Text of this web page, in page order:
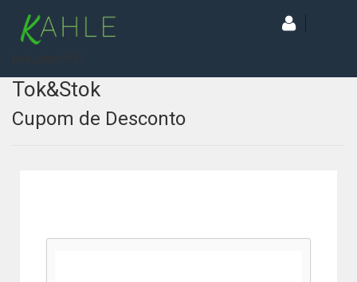
Tok&Stok
Cupom de Desconto